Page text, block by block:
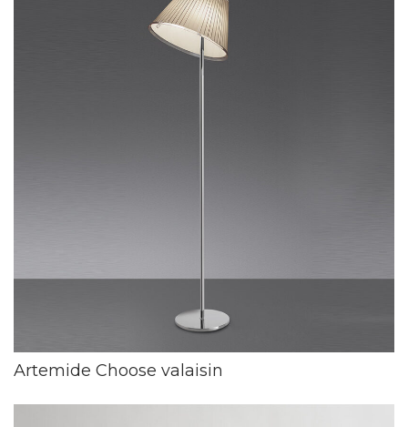
Artemide Choose valaisin